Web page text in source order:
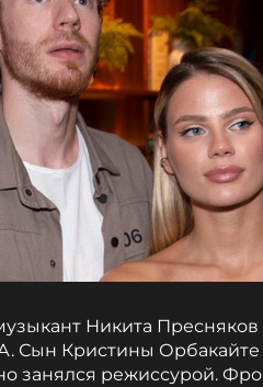
Никита
Сын Кристины
занялся режиссурой.